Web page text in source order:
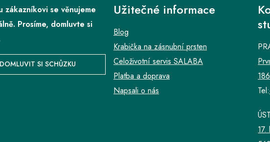
zákazníkovi se věnujeme
Prosíme, domluvte si
DOMLUVIT SI SCHŮZKU
Užitečné informace
Blog
Krabička na zásnubní prsten
Celoživotní servis SALABA
Platba a doprava
Napsali o nás
Tel: